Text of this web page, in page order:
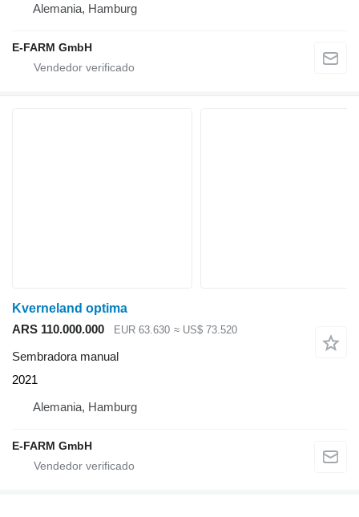
Alemania, Hamburg
E-FARM GmbH
Kverneland optima
ARS 110.000.000
EUR 63.630 ≈ US$ 73.520
Sembradora manual
2021
Alemania, Hamburg
E-FARM GmbH